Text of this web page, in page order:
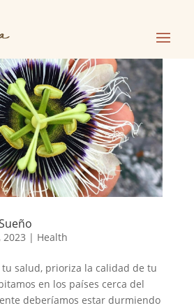
2023 | Health
salud, prioriza la calidad de tu
en los países cerca del
deberíamos estar durmiendo